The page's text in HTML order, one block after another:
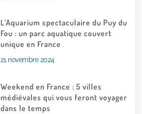
L’Aquarium spectaculaire du Puy du
Fou : un parc aquatique couvert
unique en France
21 novembre 2024
Weekend en France : 5 villes
médiévales qui vous feront voyager
dans le temps